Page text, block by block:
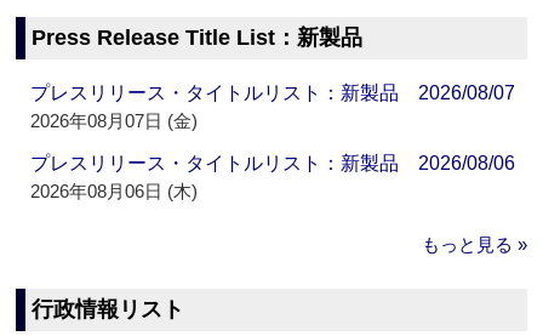
Press Release Title List：新製品
プレスリリース・タイトルリスト：新製品 2026/08/07
2026年08月07日 (金)
プレスリリース・タイトルリスト：新製品 2026/08/06
2026年08月06日 (木)
もっと見る »
行政情報リスト